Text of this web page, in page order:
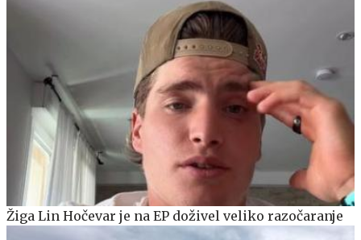
Žiga Lin Hočevar je na EP doživel veliko razočaranje